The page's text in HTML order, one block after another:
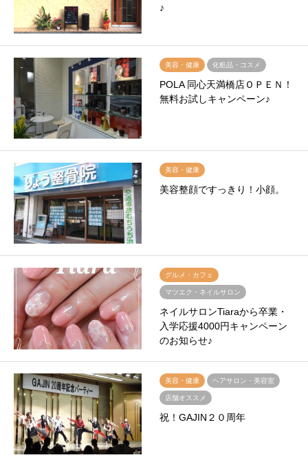
♪
美容・健康 化粧品・コスメ
POLA 同心天満橋店ＯＰＥＮ！
無料お試しキャンペーン♪
美容・健康
美容整顔ですっきり！小顔。
グルメ・カフェ
マツエク・ネイルサロン
ネイルサロンTiaraから卒業・
入学応援4000円キャンペーン
のお知らせ♪
美容・健康 ヘアサロン・美容室
店舗オススメ
祝！GAJIN２０周年